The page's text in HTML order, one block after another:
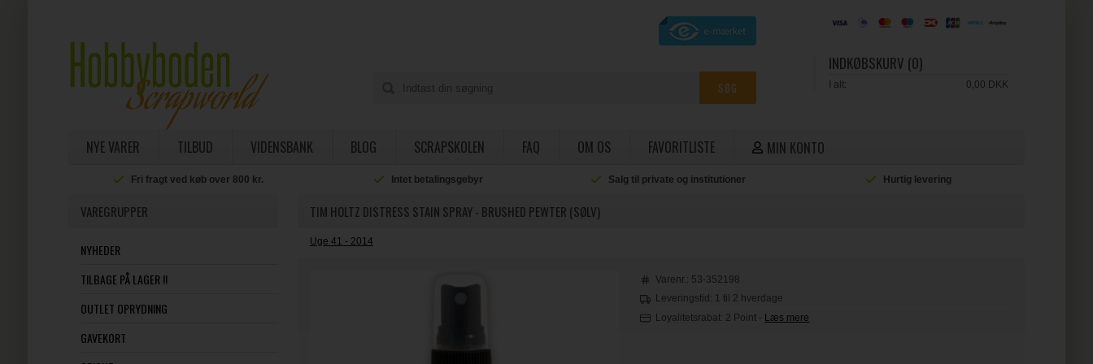
INDKØBSKURV (0)
I alt: 0,00 DKK
NYE VARER TILBUD VIDENSBANK BLOG SCRAPSKOLEN FAQ OM OS FAVORITLISTE MIN KONTO
Fri fragt ved køb over 800 kr. Intet betalingsgebyr Salg til private og institutioner Hurtig levering
VAREGRUPPER
NYHEDER
TILBAGE PÅ LAGER !!
OUTLET OPRYDNING
GAVEKORT
TIM HOLTZ DISTRESS STAIN SPRAY - BRUSHED PEWTER (SØLV)
Uge 41 - 2014
Varenr.: 53-352198
Leveringstid: 1 til 2 hverdage
Loyalitetsrabat: 2 Point - Læs mere